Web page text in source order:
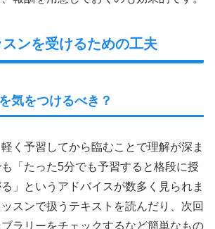
ンを受けるための工夫
気をつけるべき？
く予習してから臨むことで理解が深ま
「たった5分でも予習すると格段に授
」というアドバイスが数多く見られま
スンで扱うテキストを読んだり、次回
ラリーをチェックするなど簡単なもの